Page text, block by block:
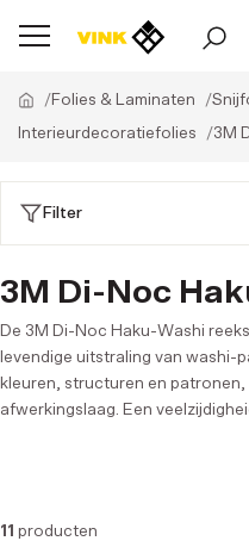
Folies & Laminaten
Interieurdecoratiefolies
3M
Filter
3M Di-Noc
De 3M Di-Noc Haku-Washi
levendige uitstraling van washi-
kleuren, structuren en
afwerkingslaag. Een
11 producten